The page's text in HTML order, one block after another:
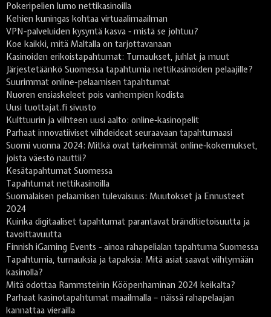
Pokeripelien lumo nettikasinoilla
Kehien kuningas kohtaa virtuaalimaailman
VPN-palveluiden kysyntä kasva - mistä se johtuu?
Koe kaikki, mitä Maltalla on tarjottavanaan
Kasinoiden erikoistapahtumat: Turnaukset, juhlat ja muut
Järjestetäänkö Suomessa tapahtumia nettikasinoiden pelaajille?
Suurimmat online-pelaamisen tapahtumat
Nuoren ensiaskeleet pois vanhempien kodista
Uusi tuottajat.fi sivusto
Kulttuurin ja viihteen uusi aalto: online-kasinopelit
Parhaat innovatiiviset viihdeideat seuraavaan tapahtumaasi
Suomi vuonna 2024: Mitkä ovat tärkeimmät online-kokemukset,
joista väestö nauttii?
Kesätapahtumat Suomessa
Tapahtumat nettikasinoilla
Suomalaisen pelaamisen tulevaisuus: Muutokset ja Ennusteet
2024
Kuinka digitaaliset tapahtumat parantavat bränditietoisuutta ja
tavoittavuutta
Finnish iGaming Events - ainoa rahapelialan tapahtuma Suomessa
Tapahtumia, turnauksia ja tapaksia: Mitä asiat saavat viihtymään
kasinolla?
Mitä odottaa Rammsteinin Kööpenhaminan 2024 keikalta?
Parhaat kasinotapahtumat maailmalla – näissä rahapelaajan
kannattaa vierailla